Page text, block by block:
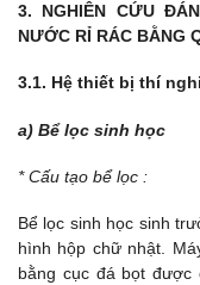
3. NGHIÊN CỨU
NƯỚC RỈ RÁC BẰNG
3.1. Hệ thiết bị thí
a) Bể lọc sinh học
* Cấu tạo bể lọc :
Bể lọc sinh học sinh
hình hộp chữ nhật.
bằng cục đá bọt